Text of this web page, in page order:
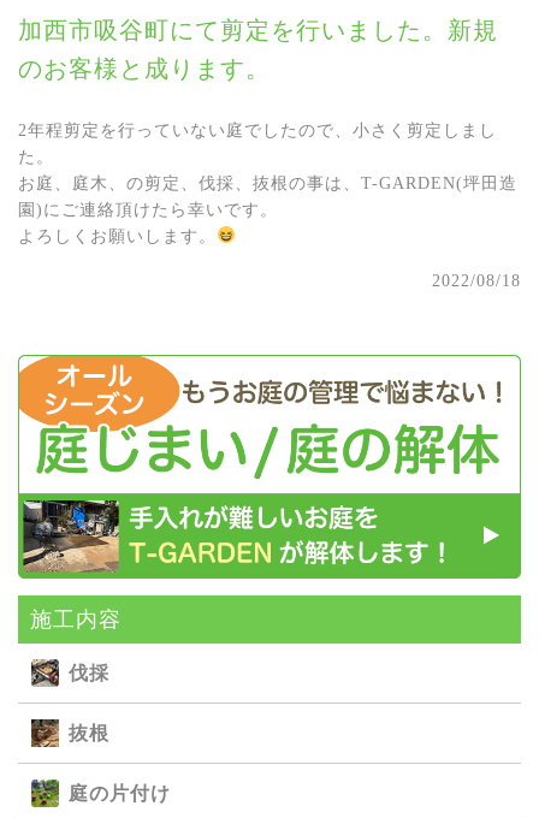
施⼯内容
伐採
抜根
庭の⽚付け
加西市吸谷町にて剪定を行いました。新規
のお客様と成ります。
2年程剪定を行っていない庭でしたので、小さく剪定しまし
た。
お庭、庭木、の剪定、伐採、抜根の事は、T-GARDEN(坪田造
園)にご連絡頂けたら幸いです。
よろしくお願いします。
2022/08/18